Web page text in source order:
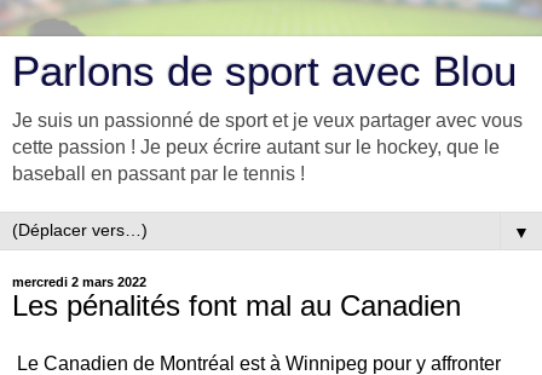
Parlons de sport avec Blou
Je suis un passionné de sport et je veux partager avec vous
cette passion ! Je peux écrire autant sur le hockey, que le
baseball en passant par le tennis !
▼
mercredi 2 mars 2022
Les pénalités font mal au Canadien
Le Canadien de Montréal est à Winnipeg pour y affronter